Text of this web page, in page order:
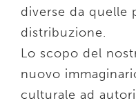
diverse da quelle
distribuzione.
Lo scopo del
nuovo
culturale ad